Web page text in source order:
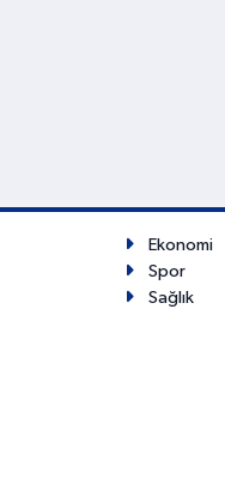
Ekonomi
Spor
Sağlık